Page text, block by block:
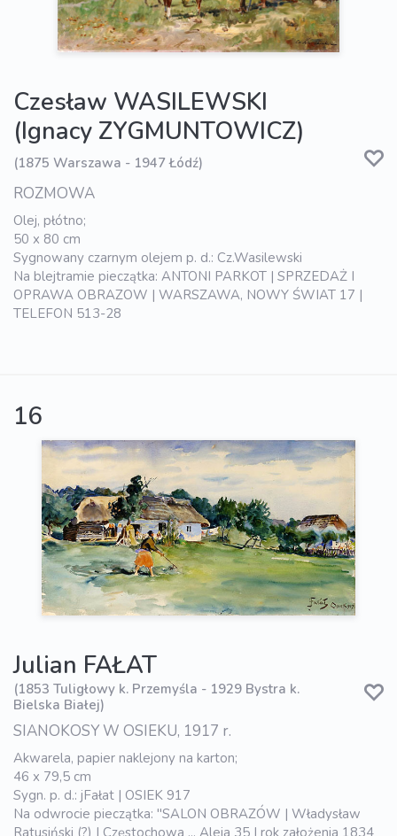
Czesław WASILEWSKI
(Ignacy ZYGMUNTOWICZ)
(1875 Warszawa - 1947 Łódź)
ROZMOWA
Olej, płótno;
50 x 80 cm
Sygnowany czarnym olejem p. d.: Cz.Wasilewski
Na blejtramie pieczątka: ANTONI PARKOT | SPRZEDAŻ I
OPRAWA OBRAZOW | WARSZAWA, NOWY ŚWIAT 17 |
TELEFON 513-28
16
Julian FAŁAT
(1853 Tuligłowy k. Przemyśla - 1929 Bystra k.
Bielska Białej)
SIANOKOSY W OSIEKU, 1917 r.
Akwarela, papier naklejony na karton;
46 x 79,5 cm
Sygn. p. d.: jFałat | OSIEK 917
Na odwrocie pieczątka: "SALON OBRAZÓW | Władysław
Ratusiński (?) | Częstochowa ... Aleja 35 | rok założenia 1834